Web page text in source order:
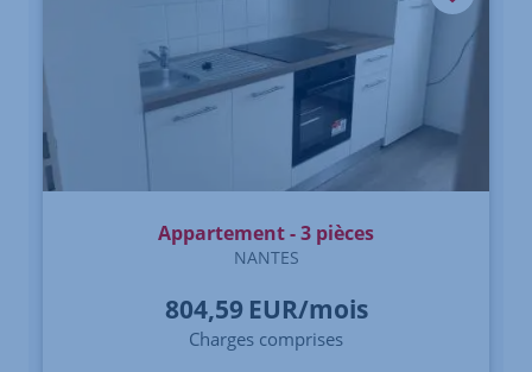
Appartement - 3 pièces
NANTES
804,59 EUR/mois
Charges comprises